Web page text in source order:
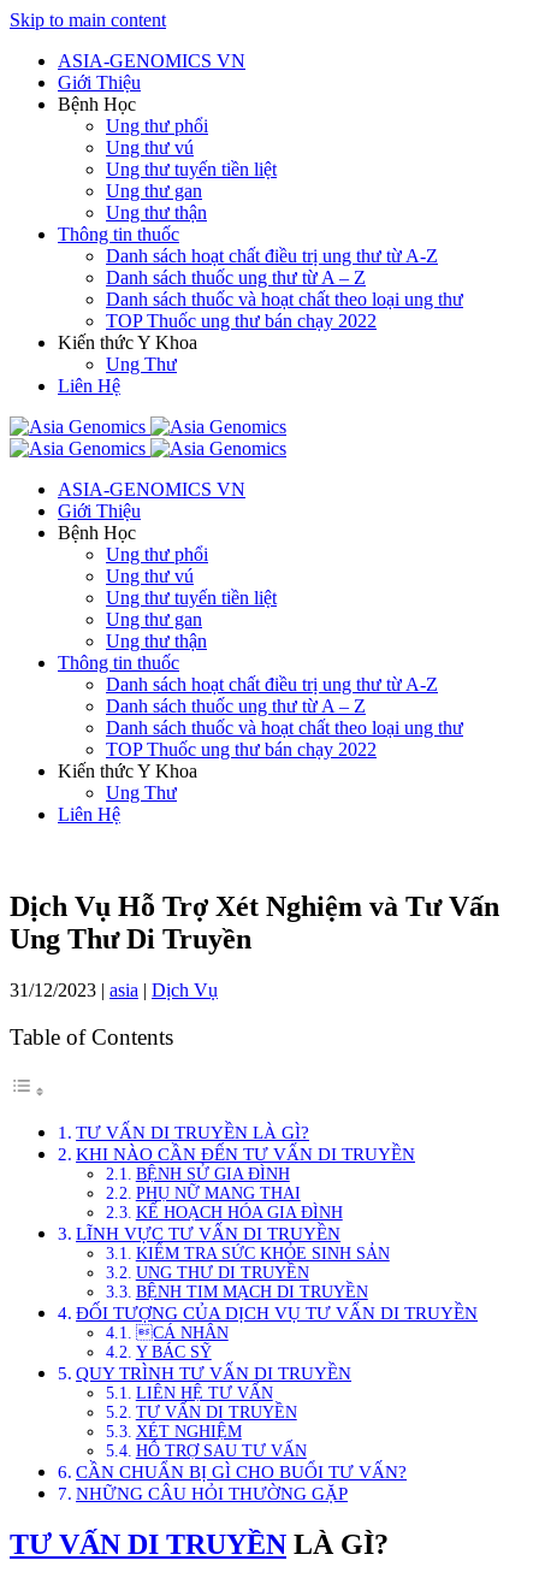
Skip to main content
ASIA-GENOMICS VN
Giới Thiệu
Bệnh Học
Ung thư phổi
Ung thư vú
Ung thư tuyến tiền liệt
Ung thư gan
Ung thư thận
Thông tin thuốc
Danh sách hoạt chất điều trị ung thư từ A-Z
Danh sách thuốc ung thư từ A – Z
Danh sách thuốc và hoạt chất theo loại ung thư
TOP Thuốc ung thư bán chạy 2022
Kiến thức Y Khoa
Ung Thư
Liên Hệ
ASIA-GENOMICS VN
Giới Thiệu
Bệnh Học
Ung thư phổi
Ung thư vú
Ung thư tuyến tiền liệt
Ung thư gan
Ung thư thận
Thông tin thuốc
Danh sách hoạt chất điều trị ung thư từ A-Z
Danh sách thuốc ung thư từ A – Z
Danh sách thuốc và hoạt chất theo loại ung thư
TOP Thuốc ung thư bán chạy 2022
Kiến thức Y Khoa
Ung Thư
Liên Hệ
Dịch Vụ Hỗ Trợ Xét Nghiệm và Tư Vấn
Ung Thư Di Truyền
31/12/2023 | asia | Dịch Vụ
Table of Contents
TƯ VẤN DI TRUYỀN LÀ GÌ?
KHI NÀO CẦN ĐẾN TƯ VẤN DI TRUYỀN
BỆNH SỬ GIA ĐÌNH
PHỤ NỮ MANG THAI
KẾ HOẠCH HÓA GIA ĐÌNH
LĨNH VỰC TƯ VẤN DI TRUYỀN
KIỂM TRA SỨC KHỎE SINH SẢN
UNG THƯ DI TRUYỀN
BỆNH TIM MẠCH DI TRUYỀN
ĐỐI TƯỢNG CỦA DỊCH VỤ TƯ VẤN DI TRUYỀN
CÁ NHÂN
Y BÁC SỸ
QUY TRÌNH TƯ VẤN DI TRUYỀN
LIÊN HỆ TƯ VẤN
TƯ VẤN DI TRUYỀN
XÉT NGHIỆM
HỖ TRỢ SAU TƯ VẤN
CẦN CHUẨN BỊ GÌ CHO BUỔI TƯ VẤN?
NHỮNG CÂU HỎI THƯỜNG GẶP
TƯ VẤN DI TRUYỀN LÀ GÌ?